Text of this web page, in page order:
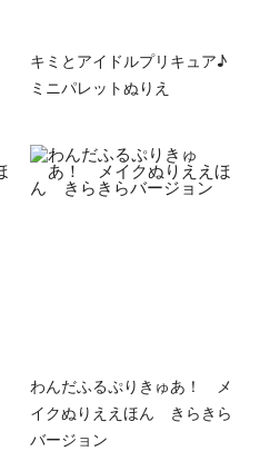
キミとアイドルプリキュア♪
ミニパレットぬりえ
わんだふるぷりきゅあ！ メ
イクぬりええほん きらきら
バージョン